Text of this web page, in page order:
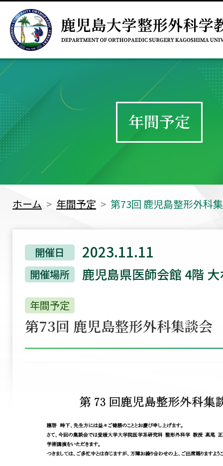
年間予定
ホーム 年間予定 第73回 鹿児島整形外科
開催日 2023.11.11
開催場所 鹿児島県医師会館 4階
年間予定
第73回 鹿児島整形外科集談会